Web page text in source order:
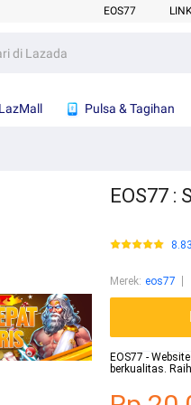
EOS77
LazMall Pulsa & Tagihan
EOS77 :
Merek: eos77
EOS77 -
berkualitas.